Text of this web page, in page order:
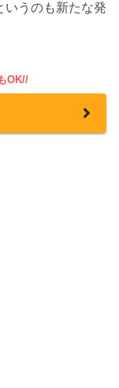
いうのも新たな発
OK//